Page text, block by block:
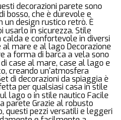
decorazioni parete sono
bosso, che è durevole e
design rustico retrò. È
usarlo in sicurezza. Stile
e confortevole in diversi
mare e al lago Decorazione
a forma di barca a vela sono
case al mare, case al lago e
creando un'atmosfera
di decorazioni da spiaggia è
per qualsiasi casa in stile
lago o in stile nautico Facile
parete Grazie al robusto
questi pezzi versatili e leggeri